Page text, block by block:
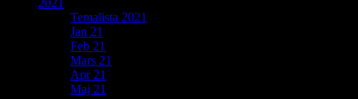
Temalista 2021
Jan 21
Feb 21
Mars 21
Apr 21
Maj 21